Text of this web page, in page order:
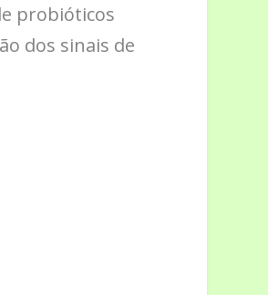
probióticos
dos sinais de